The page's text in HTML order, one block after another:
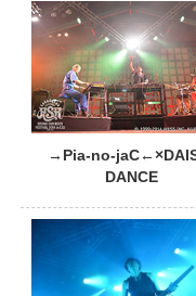
→Pia-no-
DANCE
PHOTO